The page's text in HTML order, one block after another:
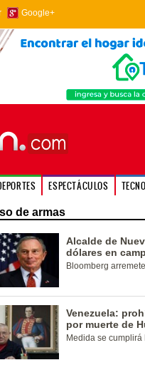
Google+
ESPECTÁCULOS
de armas
Alcalde de
dólares en
Bloomberg
Venezuela:
por muerte de
Medida se